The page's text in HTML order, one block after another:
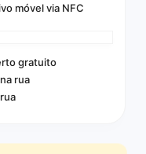
móvel via NFC
gratuito
rua